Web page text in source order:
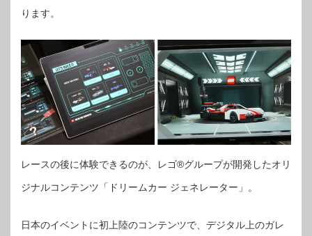
ります。
レースの後に体験できるのが、レゴ®グループが開発したオリ
ジナルコンテンツ「ドリームカー ジェネレーター」。
日本のイベントに初上陸のコンテンツで、デジタル上のガレ